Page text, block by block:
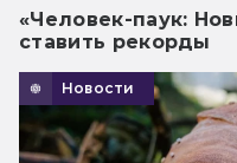
«Человек-паук:
ставить рекорды
Новости